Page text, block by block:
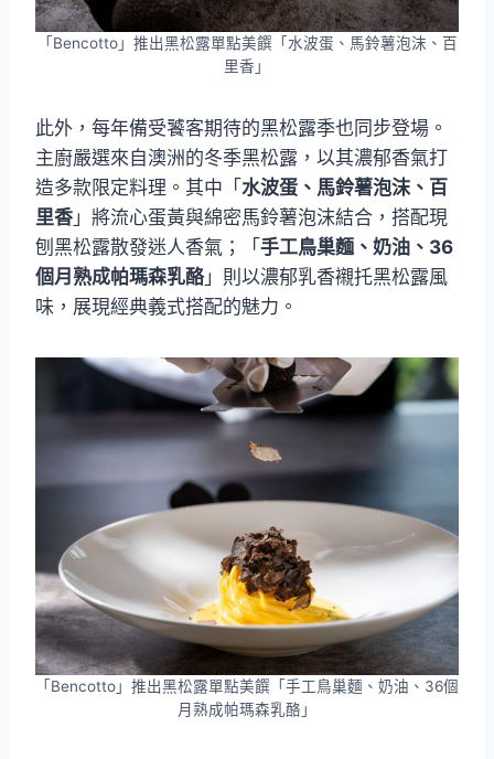
「Bencotto」推出黑松露單點美饌「水波蛋、馬鈴薯泡沫、百
里香」
此外，每年備受饕客期待的黑松露季也同步登場。
主廚嚴選來自澳洲的冬季黑松露，以其濃郁香氣打
造多款限定料理。其中「 水波蛋、馬鈴薯泡沫、百
里香 」將流心蛋黃與綿密馬鈴薯泡沫結合，搭配現
刨黑松露散發迷人香氣；「 手工鳥巢麵、奶油、36
個月熟成帕瑪森乳酪 」則以濃郁乳香襯托黑松露風
味，展現經典義式搭配的魅力。
「Bencotto」推出黑松露單點美饌「手工鳥巢麵、奶油、36個
月熟成帕瑪森乳酪」